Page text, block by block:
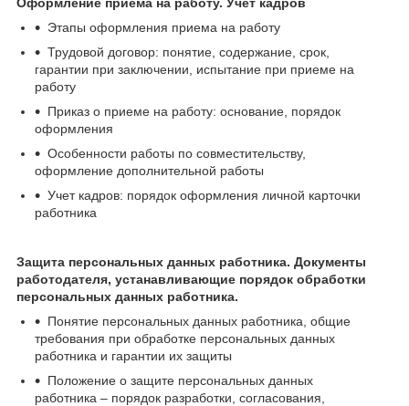
Этапы оформления приема на работу
Трудовой договор: понятие, содержание, срок,
гарантии при заключении, испытание при приеме на
работу
Приказ о приеме на работу: основание, порядок
оформления
Особенности работы по совместительству,
оформление дополнительной работы
Учет кадров: порядок оформления личной карточки
работника
Защита персональных данных работника. Документы
работодателя, устанавливающие порядок обработки
персональных данных работника.
Понятие персональных данных работника, общие
требования при обработке персональных данных
работника и гарантии их защиты
Положение о защите персональных данных
работника – порядок разработки, согласования,